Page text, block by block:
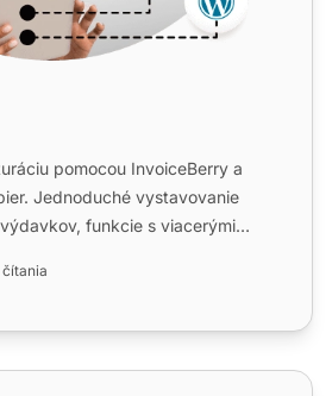
pomocou InvoiceBerry a
Jednoduché vystavovanie
funkcie s viacerými
čítania